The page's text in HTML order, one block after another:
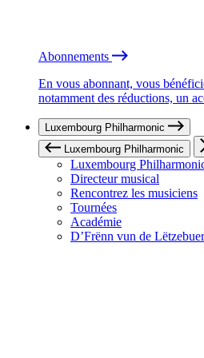
Abonnements
En vous abonnant, vous
notamment des réductions, un
Luxembourg Philharmonic
Luxembourg Philharmonic
Luxembourg
Directeur musical
Rencontrez les musiciens
Tournées
Académie
D’Frënn vun de